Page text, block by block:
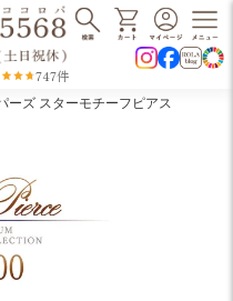
747件
ーズ スターモチーフピアス